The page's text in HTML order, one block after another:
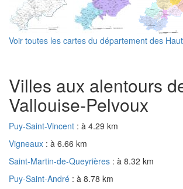
Voir toutes les cartes du département des
Villes aux alentours
Vallouise-Pelvoux
Puy-Saint-Vincent : à 4.29 km
Vigneaux : à 6.66 km
Saint-Martin-de-Queyrières : à 8.32 km
Puy-Saint-André : à 8.78 km